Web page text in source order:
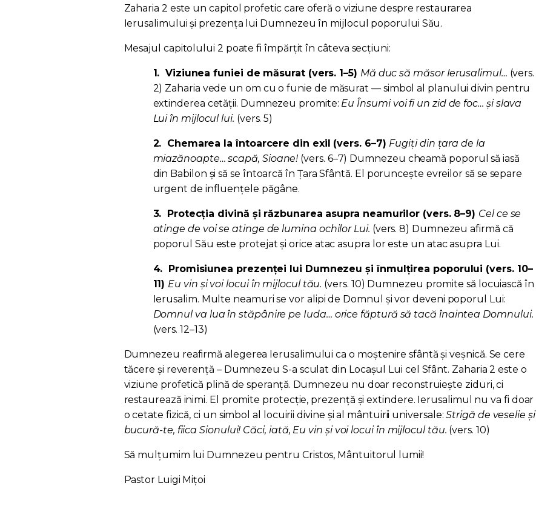
Zaharia 2 este un capitol profetic care oferă o viziune despre restaurarea
Ierusalimului și prezența lui Dumnezeu în mijlocul poporului Său.
Mesajul capitolului 2 poate fi împărțit în câteva secțiuni:
1. Viziunea funiei de măsurat (vers. 1–5) Mă duc să măsor Ierusalimul… (vers.
2) Zaharia vede un om cu o funie de măsurat — simbol al planului divin pentru
extinderea cetății. Dumnezeu promite: Eu Însumi voi fi un zid de foc… și slava
Lui în mijlocul lui. (vers. 5)
2. Chemarea la întoarcere din exil (vers. 6–7) Fugiți din țara de la
miazănoapte… scapă, Sioane! (vers. 6–7) Dumnezeu cheamă poporul să iasă
din Babilon și să se întoarcă în Țara Sfântă. El poruncește evreilor să se separe
urgent de influențele păgâne.
3. Protecția divină și răzbunarea asupra neamurilor (vers. 8–9) Cel ce se
atinge de voi se atinge de lumina ochilor Lui. (vers. 8) Dumnezeu afirmă că
poporul Său este protejat și orice atac asupra lor este un atac asupra Lui.
4. Promisiunea prezenței lui Dumnezeu și înmulțirea poporului (vers. 10–
11) Eu vin și voi locui în mijlocul tău. (vers. 10) Dumnezeu promite să locuiască în
Ierusalim. Multe neamuri se vor alipi de Domnul și vor deveni poporul Lui:
Domnul va lua în stăpânire pe Iuda… orice făptură să tacă înaintea Domnului.
(vers. 12–13)
Dumnezeu reafirmă alegerea Ierusalimului ca o moștenire sfântă și veșnică. Se cere
tăcere și reverență – Dumnezeu S-a sculat din Locașul Lui cel Sfânt. Zaharia 2 este o
viziune profetică plină de speranță. Dumnezeu nu doar reconstruiește ziduri, ci
restaurează inimi. El promite protecție, prezență și extindere. Ierusalimul nu va fi doar
o cetate fizică, ci un simbol al locuirii divine și al mântuirii universale:Strigă de veselie și
bucură-te, fiica Sionului! Căci, iată, Eu vin și voi locui în mijlocul tău. (vers. 10)
Să mulțumim lui Dumnezeu pentru Cristos, Mântuitorul lumii!
Pastor Luigi Mițoi